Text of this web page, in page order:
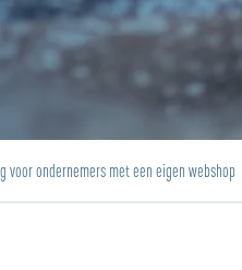
voor ondernemers met een eigen webshop